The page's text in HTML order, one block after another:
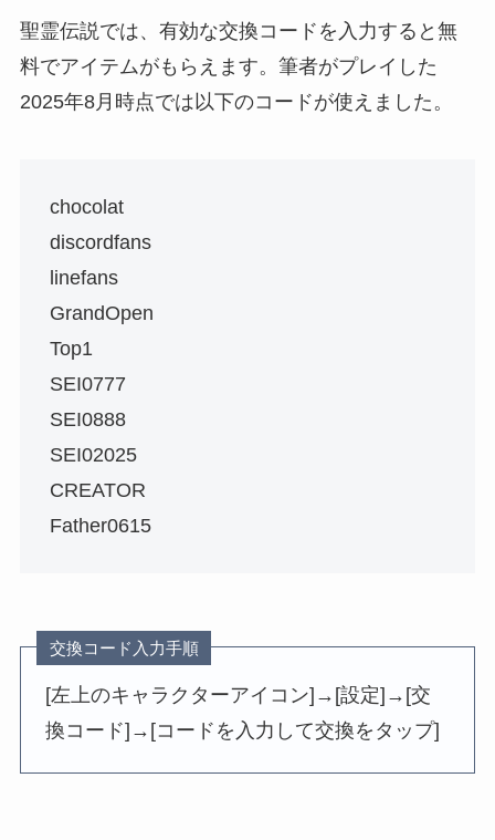
聖霊伝説では、有効な交換コードを入力すると無
料でアイテムがもらえます。筆者がプレイした
2025年8月時点では以下のコードが使えました。
chocolat
discordfans
linefans
GrandOpen
Top1
SEI0777
SEI0888
SEI02025
CREATOR
Father0615
交換コード入力手順
[左上のキャラクターアイコン]→[設定]→[交
換コード]→[コードを入力して交換をタップ]